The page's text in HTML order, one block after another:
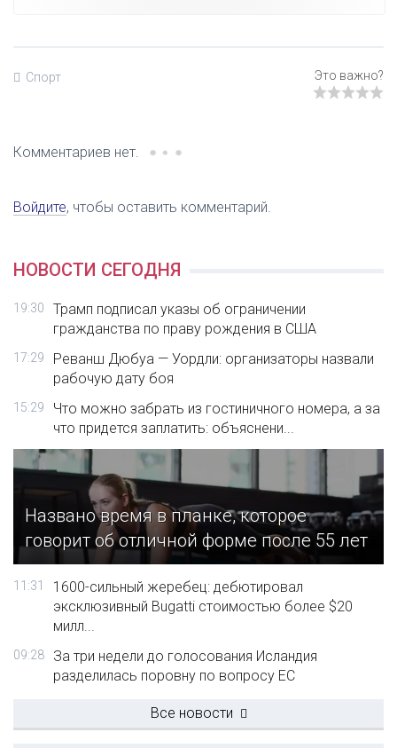
Спорт
Комментариев нет.
Войдите, чтобы оставить комментарий.
НОВОСТИ СЕГОДНЯ
19:30
Трамп подписал указы об ограничении
гражданства по праву рождения в США
17:29
Реванш Дюбуа — Уордли: организаторы назвали
рабочую дату боя
15:29
Что можно забрать из гостиничного номера, а за
что придется заплатить: объяснени...
Названо время в планке, которое
говорит об отличной форме после 55 лет
11:31
1600-сильный жеребец: дебютировал
эксклюзивный Bugatti стоимостью более $20
милл...
09:28
За три недели до голосования Исландия
разделилась поровну по вопросу ЕС
Все новости